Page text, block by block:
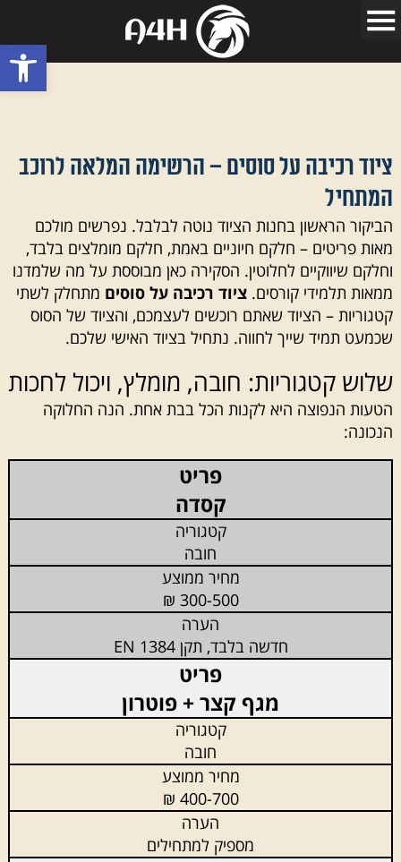
פתח
ציוד רכיבה על סוסים – הרשימה המלאה לרוכב
המתחיל
הביקור הראשון בחנות הציוד נוטה לבלבל. נפרשים מולכם
מאות פריטים – חלקם חיוניים באמת, חלקם מומלצים בלבד,
וחלקם שיווקיים לחלוטין. הסקירה כאן מבוססת על מה שלמדנו
ממאות תלמידי קורסים. ציוד רכיבה על סוסים מתחלק לשתי
קטגוריות – הציוד שאתם רוכשים לעצמכם, והציוד של הסוס
שכמעט תמיד שייך לחווה. נתחיל בציוד האישי שלכם.
שלוש קטגוריות: חובה, מומלץ, ויכול לחכות
הטעות הנפוצה היא לקנות הכל בבת אחת. הנה החלוקה
הנכונה:
קסדה
חובה
300-500 ₪
חדשה בלבד, תקן EN 1384
מגף קצר + פוטרון
חובה
400-700 ₪
מספיק למתחילים